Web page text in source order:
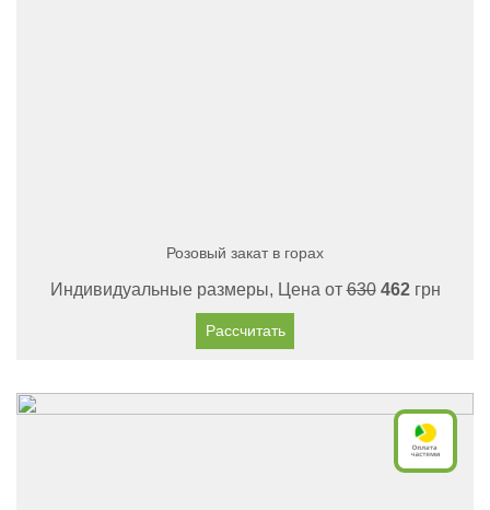
Розовый закат в горах
Индивидуальные размеры, Цена от630 462грн
Рассчитать